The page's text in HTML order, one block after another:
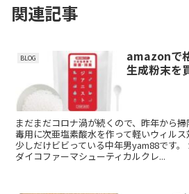
関連記事
BLOG
amazonで
生成粉末を
まだまだコロナ渦が続くので、昨年から
毒用に次亜塩素酸水を作って軽いウィル
少しだけビビっている中年男yam88です。
ダイコファーマシューティカルクレ...